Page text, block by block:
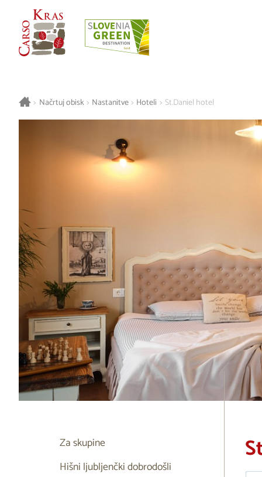
> Načrtuj obisk > Nastanitve > Hoteli > St.Daniel hotel
Za skupine
Hišni ljubljenčki dobrodošli